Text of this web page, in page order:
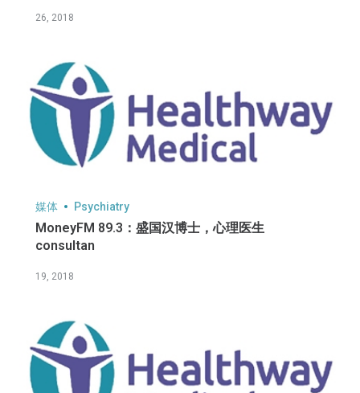
26, 2018
媒体 Psychiatry
MoneyFM 89.3：盛国汉博士，心理医生
consultan
19, 2018